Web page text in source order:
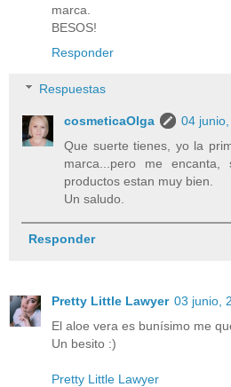
marca.
BESOS!
Responder
Respuestas
cosmeticaOlga
04
Que suerte tienes, yo la
marca...pero me
productos estan muy bien.
Un saludo.
Responder
Pretty Little Lawyer 03 junio,
El aloe vera es bunísimo me
Un besito :)
Pretty Little Lawyer